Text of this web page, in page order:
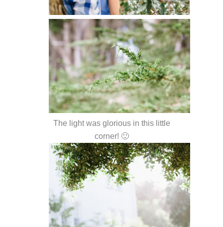
The light was glorious in this little
corner! 🙂